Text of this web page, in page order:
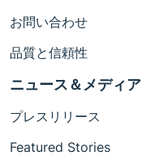
お問い合わせ
品質と信頼性
ニュース＆メディア
プレスリリース
Featured Stories